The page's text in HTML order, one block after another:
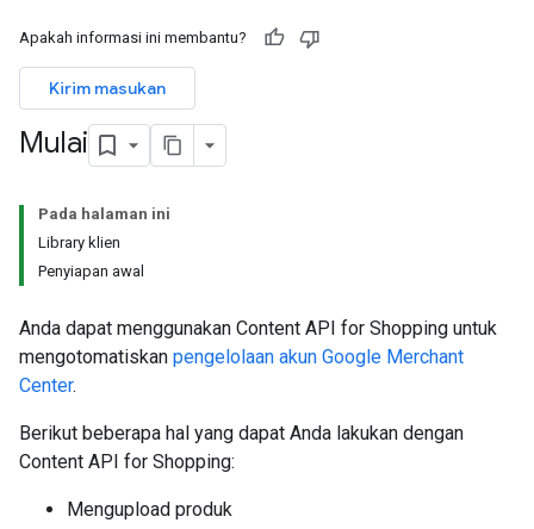
Apakah informasi ini membantu?
Kirim masukan
Mulai
Pada halaman ini
Library klien
Penyiapan awal
Anda dapat menggunakan Content API for Shopping untuk
mengotomatiskan pengelolaan akun Google Merchant
Center.
Berikut beberapa hal yang dapat Anda lakukan dengan
Content API for Shopping:
Mengupload produk